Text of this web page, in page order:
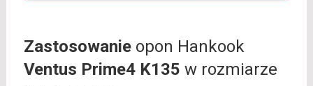
Zastosowanieopon Hankook
Ventus Prime4 K135 w rozmiarze